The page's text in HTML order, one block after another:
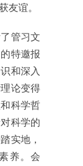
友谊。
管习文
特邀报
和深入
论变得
科学哲
科学的
实地，
养。会